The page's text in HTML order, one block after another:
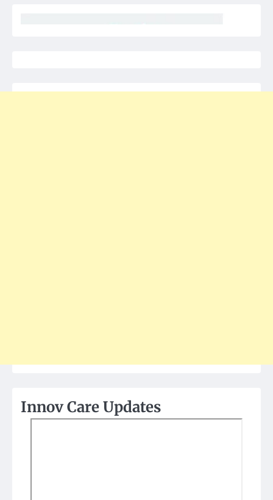
Innov Care Updates